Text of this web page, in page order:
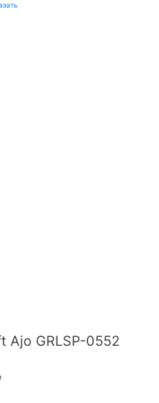
Ajo GRLSP-0552